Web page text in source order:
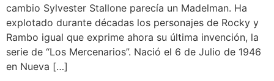
cambio Sylvester Stallone parecía un Madelman. Ha
explotado durante décadas los personajes de Rocky y
Rambo igual que exprime ahora su última invención, la
serie de “Los Mercenarios”. Nació el 6 de Julio de 1946
en Nueva […]